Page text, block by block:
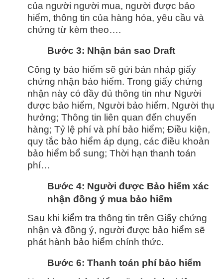
của người người mua, người được bảo
hiểm, thông tin của hàng hóa, yêu cầu và
chứng từ kèm theo….
Bước 3: Nhận bản sao Draft
Công ty bảo hiểm sẽ gửi bản nháp giấy
chứng nhận bảo hiểm. Trong giấy chứng
nhận này có đầy đủ thông tin như Người
được bảo hiểm, Người bảo hiểm, Người thụ
hưởng; Thông tin liên quan đến chuyến
hàng; Tỷ lệ phí và phí bảo hiểm; Điều kiện,
quy tắc bảo hiểm áp dụng, các điều khoản
bảo hiểm bổ sung; Thời hạn thanh toán
phí…
Bước 4: Người được Bảo hiểm xác
nhận đồng ý mua bảo hiểm
Sau khi kiểm tra thông tin trên Giấy chứng
nhận và đồng ý, người được bảo hiểm sẽ
phát hành bảo hiểm chính thức.
Bước 6: Thanh toán phí bảo hiểm